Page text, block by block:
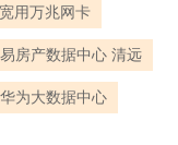
用万兆网卡
房产数据中心 清远
为大数据中心